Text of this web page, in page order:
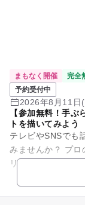
まもなく開催
完全
予約受付中
2026年8月11日
【参加無料！手
トを描いてみよう
テレビやSNSでも
みませんか？ プロ
リ「Adobe